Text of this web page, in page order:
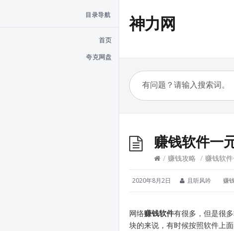
神力网
目录导航
首页
夸克网盘
赚钱软件一
/ 赚钱攻略 / 赚钱软
2020年8月2日 且听风吟 赚
网络赚钱软件有很多，但是很
块的来说，有时候按照软件上